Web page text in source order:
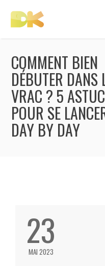
COMMENT BIEN
DÉBUTER DANS
VRAC ? 5
POUR SE
DAY BY DAY
23
MAI 2023